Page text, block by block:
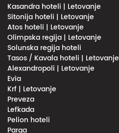
Kasandra hoteli | Letovanje
Sitonija hoteli | Letovanje
Atos hoteli | Letovanje
Olimpska regija | Letovanje
Solunska regija hoteli
Tasos / Kavala hoteli | Letovanje
Alexandropoli | Letovanje
Evia
Krf | Letovanje
Preveza
Lefkada
Pelion hoteli
Parga